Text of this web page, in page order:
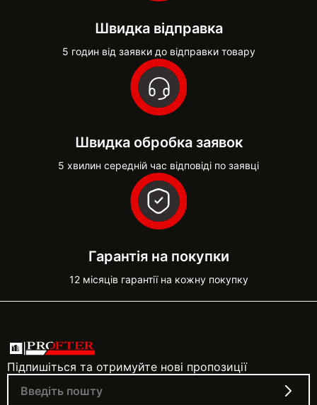
Швидка відправка
5 годин від заявки до відправки товару
Швидка обробка заявок
5 хвилин середній час відповіді по заявці
Гарантія на покупки
12 місяців гарантії на кожну покупку
Підпишіться та отримуйте нові пропозиції